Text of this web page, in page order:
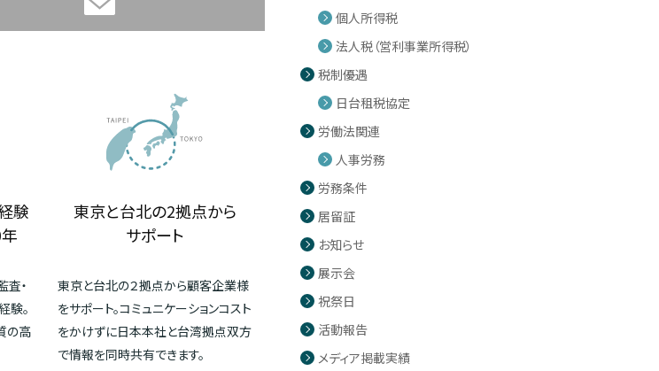
験
・
験。
の高
東京と台北の2拠点から
サポート
東京と台北の２拠点から顧客企業様
をサポート。コミュニケーションコスト
をかけずに日本本社と台湾拠点双方
で情報を同時共有できます。
個人所得税
法人税（営利事業所得税）
税制優遇
日台租税協定
労働法関連
人事労務
労務条件
居留証
お知らせ
展示会
祝祭日
活動報告
メディア掲載実績